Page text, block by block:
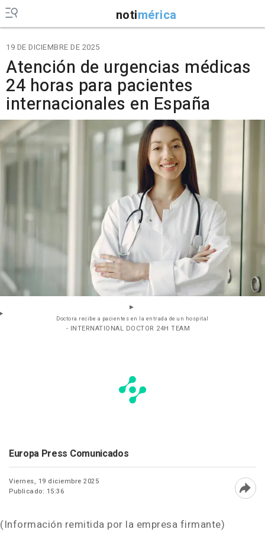
notimérica
19 DE DICIEMBRE DE 2025
Atención de urgencias médicas
24 horas para pacientes
internacionales en España
Doctora recibe a pacientes en la entrada de un hospital
- INTERNATIONAL DOCTOR 24H TEAM
Europa Press Comunicados
Viernes, 19 diciembre 2025
Publicado: 15:36
(Información remitida por la empresa firmante)